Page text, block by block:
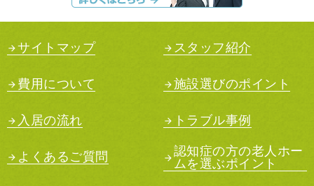
サイトマップ スタッフ紹介
費用について 施設選びのポイント
入居の流れ トラブル事例
よくあるご質問
認知症の方の老人ホー
ムを選ぶポイント